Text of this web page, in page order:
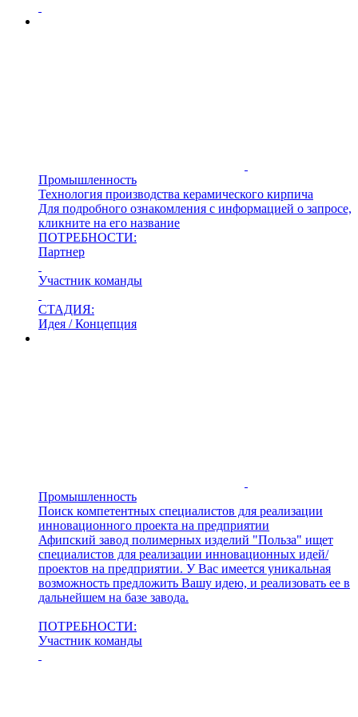
Промышленность
Технология производства керамического кирпича
Для подробного ознакомления с информацией о запросе,
кликните на его название
ПОТРЕБНОСТИ:
Партнер
Участник команды
СТАДИЯ:
Идея / Концепция
Промышленность
Поиск компетентных специалистов для реализации
инновационного проекта на предприятии
Афипский завод полимерных изделий "Польза" ищет
специалистов для реализации инновационных идей/
проектов на предприятии. У Вас имеется уникальная
возможность предложить Вашу идею, и реализовать ее в
дальнейшем на базе завода.
ПОТРЕБНОСТИ:
Участник команды